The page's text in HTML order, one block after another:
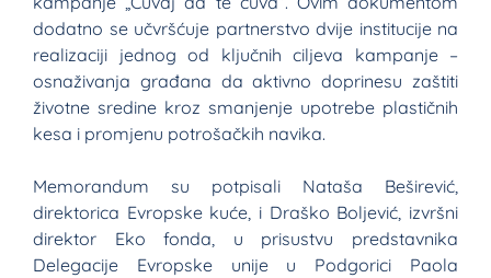
dodatno se učvršćuje partnerstvo dvije institucije na
realizaciji jednog od ključnih ciljeva kampanje –
osnaživanja građana da aktivno doprinesu zaštiti
životne sredine kroz smanjenje upotrebe plastičnih
kesa i promjenu potrošačkih navika.
Memorandum su potpisali Nataša Beširević,
direktorica Evropske kuće, i Draško Boljević, izvršni
direktor Eko fonda, u prisustvu predstavnika
Delegacije Evropske unije u Podgorici Paola